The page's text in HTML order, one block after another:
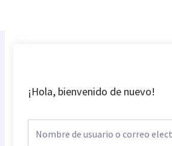
¡Hola, bienvenido de nuevo!